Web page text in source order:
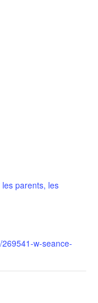
parents, les
w-seance-